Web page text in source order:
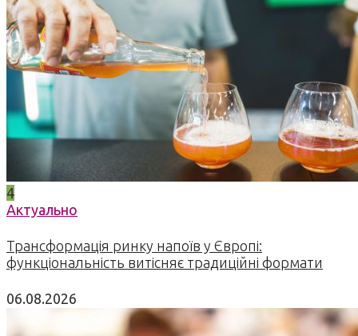
4
Актуально
Трансформація ринку напоїв у Європі:
функціональність витісняє традиційні формати
06.08.2026